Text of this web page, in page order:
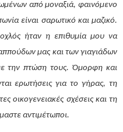
από μοναξιά, φαινόμενο
είναι σαρωτικό και μαζικό.
ήταν η επιθυμία μου να
μας και των γιαγιάδων
την πτώση τους. Όμορφη και
ερωτήσεις για το γήρας, τη
οικογενειακές σχέσεις και τη
αντιμέτωποι.